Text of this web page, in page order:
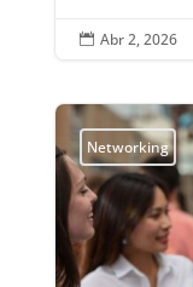
 Abr 2, 2026
Networking